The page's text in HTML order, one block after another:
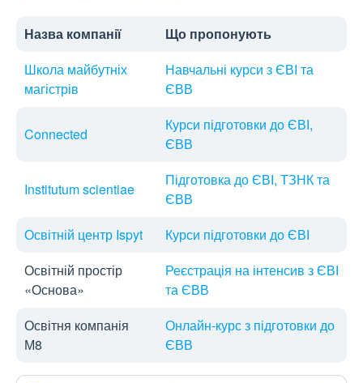
Назва компанії
Що пропонують
Школа майбутніх
магістрів
Навчальні курси з ЄВІ та
ЄВВ
Connected
Курси підготовки до ЄВІ,
ЄВВ
Institutum scientiae
Підготовка до ЄВІ, ТЗНК та
ЄВВ
Освітній центр Ispyt
Курси підготовки до ЄВІ
Освітній простір
«Основа»
Реєстрація на інтенсив з ЄВІ
та ЄВВ
Освітня компанія
М8
Онлайн-курс з підготовки до
ЄВВ